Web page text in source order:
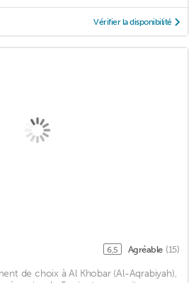
Vérifier la disponibilité
6,5 Agréable (15)
de choix à Al Khobar (Al-Aqrabiyah),